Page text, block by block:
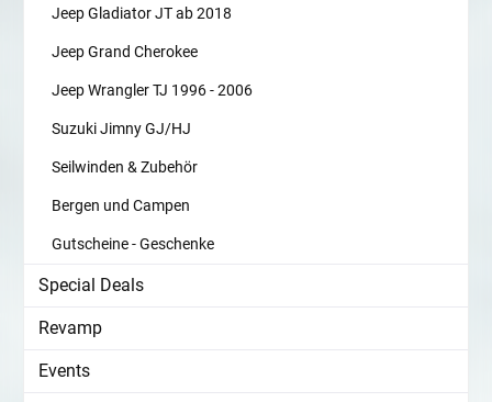
Jeep Gladiator JT ab 2018
Jeep Grand Cherokee
Jeep Wrangler TJ 1996 - 2006
Suzuki Jimny GJ/HJ
Seilwinden & Zubehör
Bergen und Campen
Gutscheine - Geschenke
Special Deals
Revamp
Events